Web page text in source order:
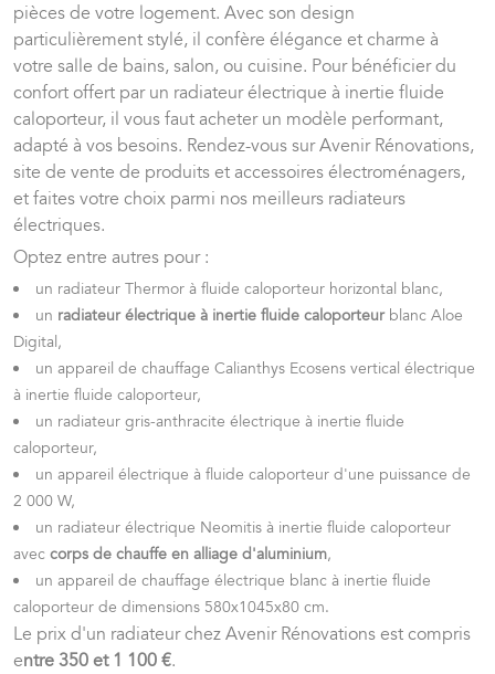
pièces de votre logement. Avec son design
particulièrement stylé, il confère élégance et charme à
votre salle de bains, salon, ou cuisine. Pour bénéficier du
confort offert par un radiateur électrique à inertie fluide
caloporteur, il vous faut acheter un modèle performant,
adapté à vos besoins. Rendez-vous sur Avenir Rénovations,
site de vente de produits et accessoires électroménagers,
et faites votre choix parmi nos meilleurs radiateurs
électriques.
Optez entre autres pour :
un radiateur Thermor à fluide caloporteur horizontal blanc,
un radiateur électrique à inertie fluide caloporteurblanc Aloe
Digital,
un appareil de chauffage Calianthys Ecosens vertical électrique
à inertie fluide caloporteur,
un radiateur gris-anthracite électrique à inertie fluide
caloporteur,
un appareil électrique à fluide caloporteur d'une puissance de
2 000 W,
un radiateur électrique Neomitis à inertie fluide caloporteur
avec corps de chauffe en alliage d'aluminium,
un appareil de chauffage électrique blanc à inertie fluide
caloporteur de dimensions 580x1045x80 cm.
Le prix d'un radiateur chez Avenir Rénovations est compris
entre 350 et 1 100 €.